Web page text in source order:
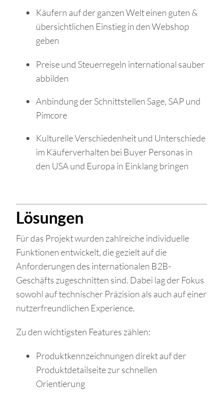
Käufern auf der ganzen Welt einen guten &
übersichtlichen Einstieg in den Webshop
geben
Preise und Steuerregeln international sauber
abbilden
Anbindung der Schnittstellen Sage, SAP und
Pimcore
Kulturelle Verschiedenheit und Unterschiede
im Käuferverhalten bei Buyer Personas in
den USA und Europa in Einklang bringen
Lösungen
Für das Projekt wurden zahlreiche individuelle
Funktionen entwickelt, die gezielt auf die
Anforderungen des internationalen B2B-
Geschäfts zugeschnitten sind. Dabei lag der Fokus
sowohl auf technischer Präzision als auch auf einer
nutzerfreundlichen Experience.
Zu den wichtigsten Features zählen:
Produktkennzeichnungen direkt auf der
Produktdetailseite zur schnellen
Orientierung